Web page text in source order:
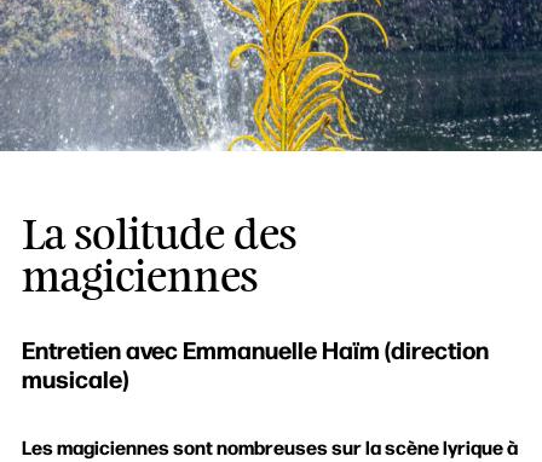
La solitude des
magiciennes
Entretien avec Emmanuelle Haïm (direction
musicale)
Les magiciennes sont nombreuses sur la scène lyrique à